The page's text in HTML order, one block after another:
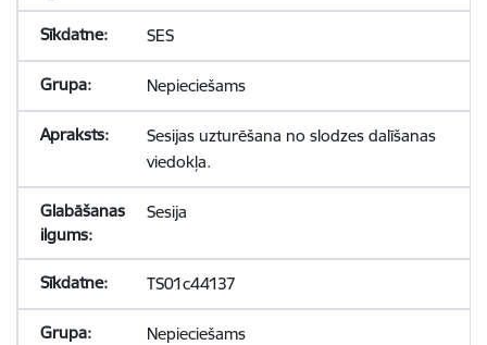
SES
Nepieciešams
Sesijas uzturēšana no slodzes dalīšanas
viedokļa.
Sesija
TS01c44137
Nepieciešams